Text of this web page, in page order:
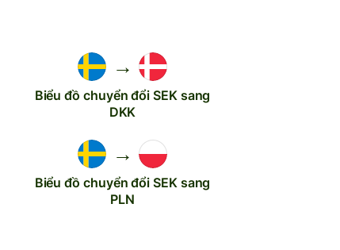
→
Biểu đồ chuyển đổi SEK sang
DKK
→
Biểu đồ chuyển đổi SEK sang
PLN